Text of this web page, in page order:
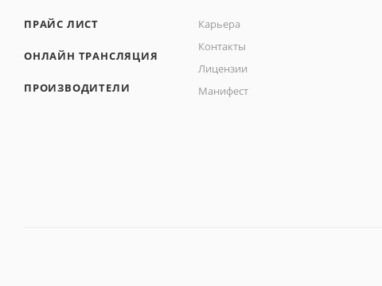
ПРАЙС ЛИСТ
ОНЛАЙН ТРАНСЛЯЦИЯ
ПРОИЗВОДИТЕЛИ
Карьера
Контакты
Лицензии
Манифест